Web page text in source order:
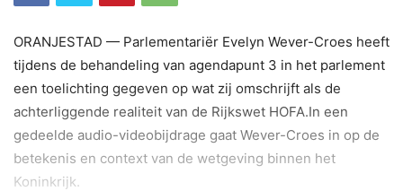
ORANJESTAD — Parlementariër Evelyn Wever-Croes heeft
tijdens de behandeling van agendapunt 3 in het parlement
een toelichting gegeven op wat zij omschrijft als de
achterliggende realiteit van de Rijkswet HOFA.In een
gedeelde audio-videobijdrage gaat Wever-Croes in op de
betekenis en context van de wetgeving binnen het
Koninkrijk.